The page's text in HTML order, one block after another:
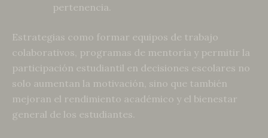
pertenencia.
Estrategias como formar equipos de trabajo
colaborativos, programas de mentoría y permitir la
participación estudiantil en decisiones escolares no
solo aumentan la motivación, sino que también
mejoran el rendimiento académico y el bienestar
general de los estudiantes.